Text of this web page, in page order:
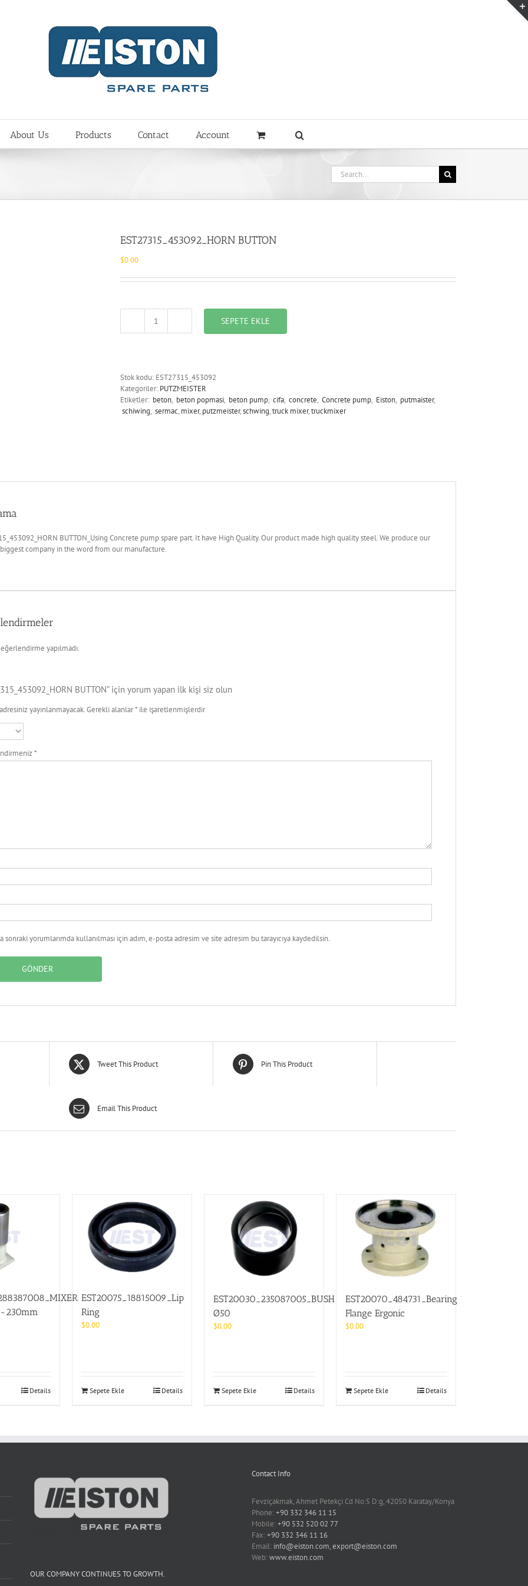
About Us Products Contact Account
Search
for:
EST27315_453092_HORN BUTTON
$0.00
EST27315_453092_HORNSEPETE EKLE
Stok kodu: EST27315_453092
Kategoriler: PUTZMEISTER
Etiketler: beton, beton popmasi, beton pump, cifa, concrete, Concrete pump, Eiston, putmaister,
schiwing, sermac, mixer, putzmeister,schwing,truck mixer,truckmixer
BUTTON_Using Concrete pump spare part. It have High Quality. Our product made high quality steel. We produce our
company in the word from our manufacture.
yapılmadı.
BUTTON” için yorum yapan ilk kişi siz olun
yayınlanmayacak.Gerekli alanlar* ile işaretlenmişlerdir
*
sonraki yorumlarımda kullanılması için adım, e-posta adresim ve site adresim bu tarayıcıya kaydedilsin.
Tweet This Product Pin This Product
Email This Product
230mm
Details
EST20075_18815009_Lip
Ring
$0.00
Sepete Ekle Details
EST20030_235087005_BUSH
Ø50
$0.00
Sepete Ekle Details
EST20070_484731_Bearing
Flange Ergonic
$0.00
Sepete Ekle Details
OUR COMPANY CONTINUES TO GROWTH.
Contact Info
Fevziçakmak, Ahmet Petekçi Cd No:5 D:g, 42050 Karatay/Konya
Phone:+90 332 346 11 15
Mobile:+90 532 520 02 77
Fax:+90 332 346 11 16
Email: info@eiston.com, export@eiston.com
Web:www.eiston.com